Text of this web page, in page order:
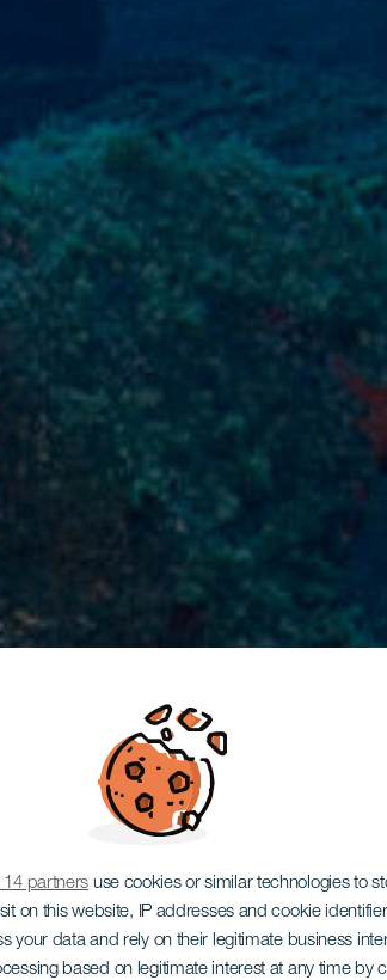
14 partners use cookies or similar technologies to
on this website, IP addresses and cookie
your data and rely on their legitimate business
based on legitimate interest at any time by